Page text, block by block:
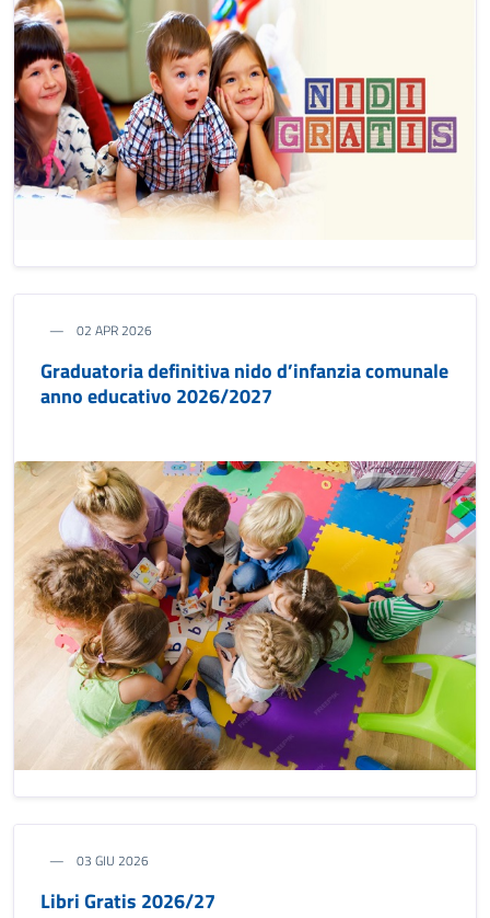
02 APR 2026
Graduatoria definitiva nido d’infanzia comunale
anno educativo 2026/2027
03 GIU 2026
Libri Gratis 2026/27